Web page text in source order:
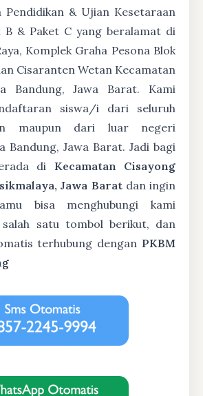
Pendidikan & Ujian Kesetaraan
B & Paket C yang beralamat di
Komplek Graha Pesona Blok
Cisaranten Wetan Kecamatan
Bandung, Jawa Barat. Kami
siswa/i dari seluruh
maupun dari luar negeri
Bandung, Jawa Barat. Jadi bagi
di Kecamatan Cisayong
Jawa Baratdan ingin
bisa menghubungi kami
salah satu tombol berikut, dan
terhubung dengan PKBM